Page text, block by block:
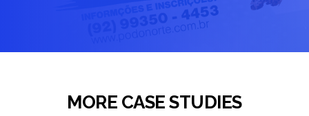
MORE CASE STUDIES